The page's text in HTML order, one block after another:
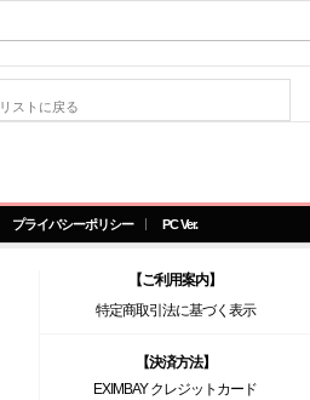
リストに戻る
プライバシーポリシー PC Ver.
【ご利用案内】
特定商取引法に基づく表示
【決済方法】
EXIMBAY クレジットカード